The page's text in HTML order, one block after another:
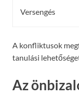
Versengés
A konfliktusok
tanulási
Az